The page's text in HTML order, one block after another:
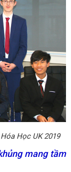
Học UK 2019
mang tầm